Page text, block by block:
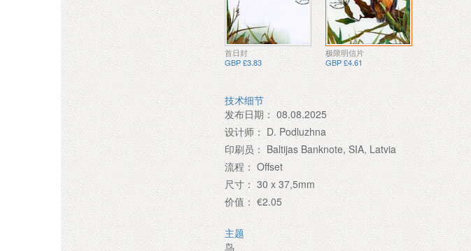
首日封
GBP £3.83
极限明信片
GBP £4.61
技术细节
发布日期： 08.08.2025
设计师： D. Podluzhna
印刷员： Baltijas Banknote, SIA, Latvia
流程： Offset
尺寸： 30 x 37,5mm
价值： €2.05
主题
鸟